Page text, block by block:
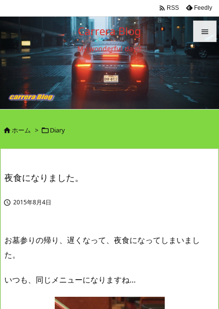
Carrera Blog
My wonderful days!


メニュ

 RSS Feedly
ホーム > Diary
夜食になりました。
 2015年8月4日
お墓参りの帰り、遅くなって、夜食になってしまいまし
た。
いつも、同じメニューになりますね…